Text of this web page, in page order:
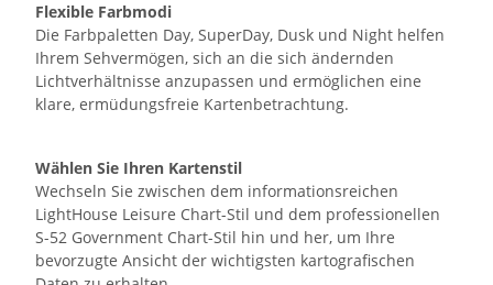
Flexible Farbmodi
Die Farbpaletten Day, SuperDay, Dusk und Night helfen
Ihrem Sehvermögen, sich an die sich ändernden
Lichtverhältnisse anzupassen und ermöglichen eine
klare, ermüdungsfreie Kartenbetrachtung.
Wählen Sie Ihren Kartenstil
Wechseln Sie zwischen dem informationsreichen
LightHouse Leisure Chart-Stil und dem professionellen
S-52 Government Chart-Stil hin und her, um Ihre
bevorzugte Ansicht der wichtigsten kartografischen